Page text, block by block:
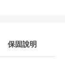
保固說明